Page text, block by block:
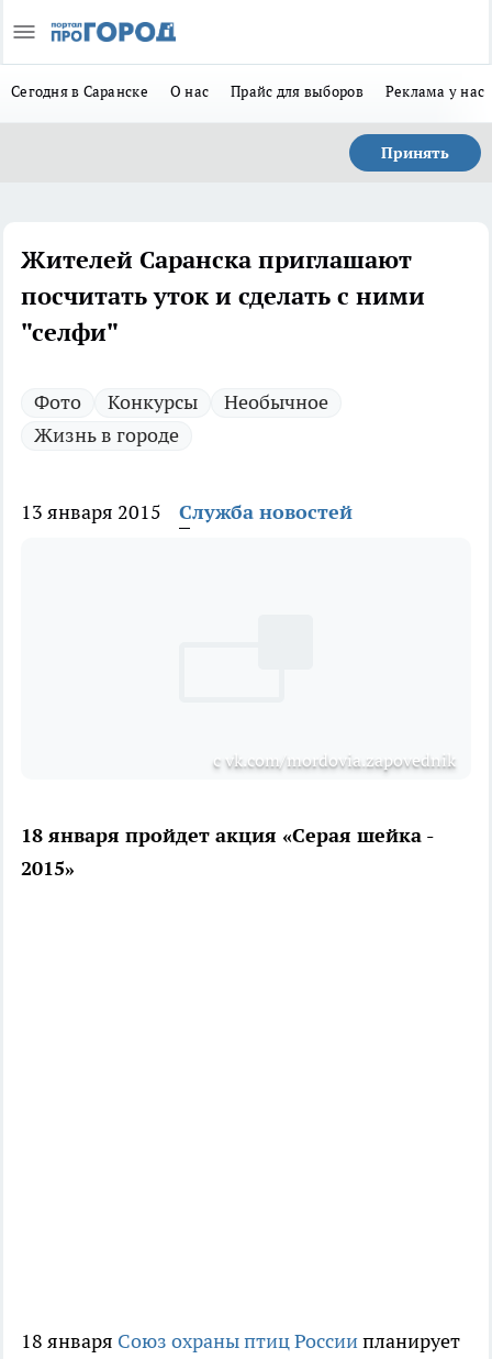
Сегодня в Саранске О нас Прайс для выборов Реклама у нас
Принять
Жителей Саранска приглашают
посчитать уток и сделать с ними
"селфи"
Фото Конкурсы
Необычное
Жизнь в городе
13 января 2015 Служба новостей
с vk.com/mordovia.zapovednik
18 января пройдет акция «Серая шейка -
2015»
18 января Союз охраны птиц Россиипланирует